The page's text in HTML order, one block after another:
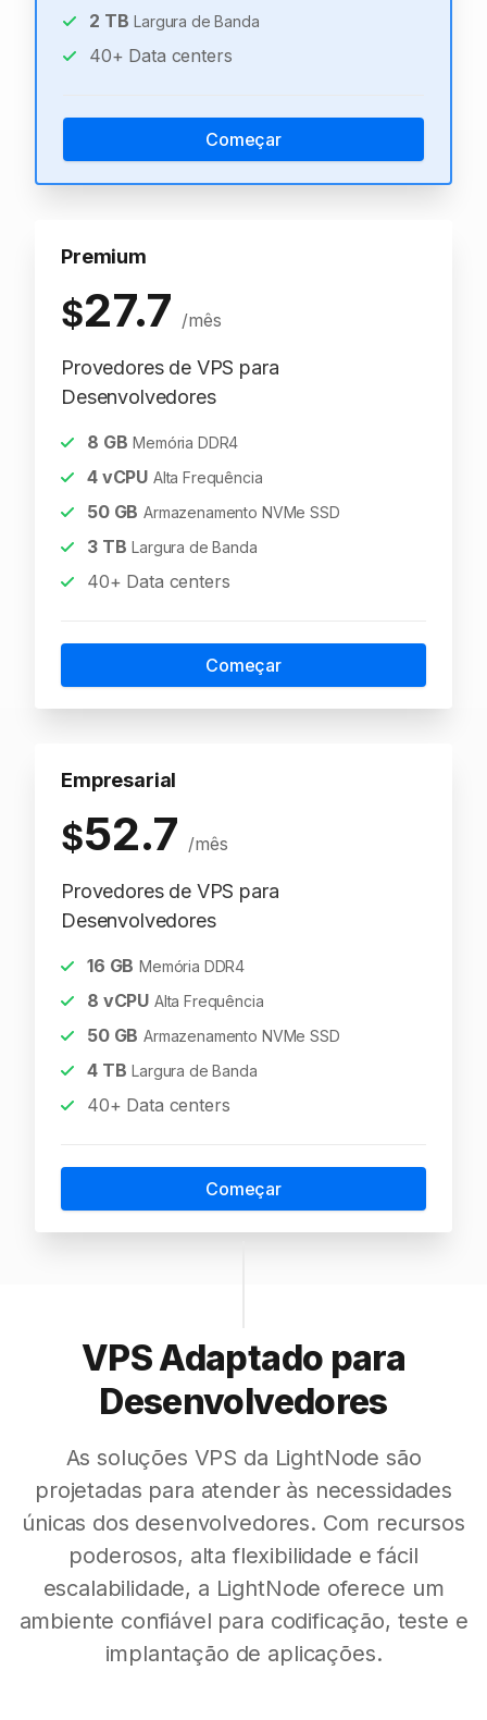
2 TB Largura de Banda
40+ Data centers
Começar
Premium
$27.7 /mês
Provedores de VPS para
Desenvolvedores
8 GB Memória DDR4
4vCPU Alta Frequência
50GB Armazenamento NVMe SSD
3TB Largura de Banda
40+ Data centers
Começar
Empresarial
$52.7 /mês
Provedores de VPS para
Desenvolvedores
16 GB Memória DDR4
8 vCPU Alta Frequência
50GB Armazenamento NVMe SSD
4TB Largura de Banda
40+ Data centers
Começar
VPS Adaptado para
Desenvolvedores
As soluções VPS da LightNode são
projetadas para atender às necessidades
únicas dos desenvolvedores. Com recursos
poderosos, alta flexibilidade e fácil
escalabilidade, a LightNode oferece um
ambiente confiável para codificação, teste e
implantação de aplicações.